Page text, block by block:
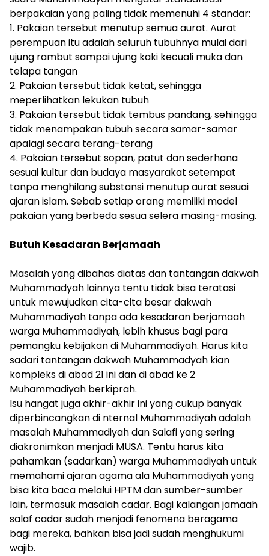
berpakaian yang paling tidak memenuhi 4 standar:
​1. Pakaian tersebut menutup semua aurat. Aurat
perempuan itu adalah seluruh tubuhnya mulai dari
ujung rambut sampai ujung kaki kecuali muka dan
telapa tangan
​2. Pakaian tersebut tidak ketat, sehingga
meperlihatkan lekukan tubuh
​3. Pakaian tersebut tidak tembus pandang, sehingga
tidak menampakan tubuh secara samar-samar
apalagi secara terang-terang
​4. Pakaian tersebut sopan, patut dan sederhana
sesuai kultur dan budaya masyarakat setempat
tanpa menghilang substansi menutup aurat sesuai
ajaran islam. Sebab setiap orang memiliki model
pakaian yang berbeda sesua selera masing-masing.
​Butuh Kesadaran Berjamaah
​Masalah yang dibahas diatas dan tantangan dakwah
Muhammadyah lainnya tentu tidak bisa teratasi
untuk mewujudkan cita-cita besar dakwah
Muhammadiyah tanpa ada kesadaran berjamaah
warga Muhammadiyah, lebih khusus bagi para
pemangku kebijakan di Muhammadiyah. Harus kita
sadari tantangan dakwah Muhammadyah kian
kompleks di abad 21 ini dan di abad ke 2
Muhammadiyah berkiprah.
​Isu hangat juga akhir-akhir ini yang cukup banyak
diperbincangkan di nternal Muhammadiyah adalah
masalah Muhammadiyah dan Salafi yang sering
diakronimkan menjadi MUSA. Tentu harus kita
pahamkan (sadarkan) warga Muhammadiyah untuk
memahami ajaran agama ala Muhammadiyah yang
bisa kita baca melalui HPTM dan sumber-sumber
lain, termasuk masalah cadar. Bagi kalangan jamaah
salaf cadar sudah menjadi fenomena beragama
bagi mereka, bahkan bisa jadi sudah menghukumi
wajib.